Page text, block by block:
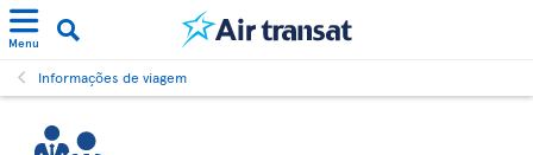
Menu
Informações de viagem